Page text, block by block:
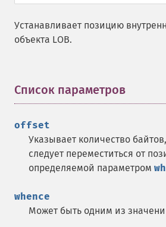
Устанавливает позицию
объекта LOB.
Список параметров
offset
Указывает количество
следует переместиться от
определяемой параметром
whence
Может быть одним из